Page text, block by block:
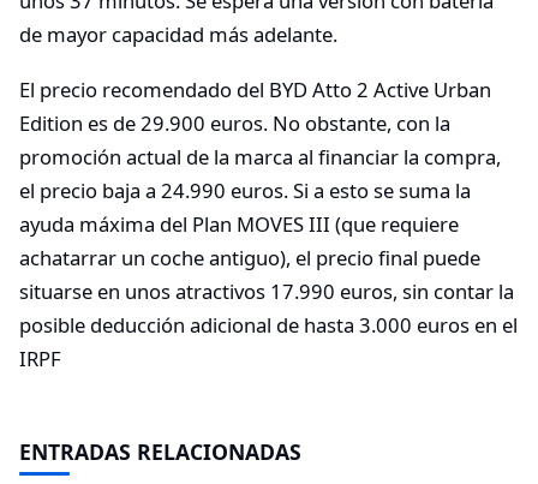
de mayor capacidad más adelante.
El precio recomendado del BYD Atto 2 Active Urban
Edition es de 29.900 euros. No obstante, con la
promoción actual de la marca al financiar la compra,
el precio baja a 24.990 euros. Si a esto se suma la
ayuda máxima del Plan MOVES III (que requiere
achatarrar un coche antiguo), el precio final puede
situarse en unos atractivos 17.990 euros, sin contar la
posible deducción adicional de hasta 3.000 euros en el
IRPF
ENTRADAS RELACIONADAS